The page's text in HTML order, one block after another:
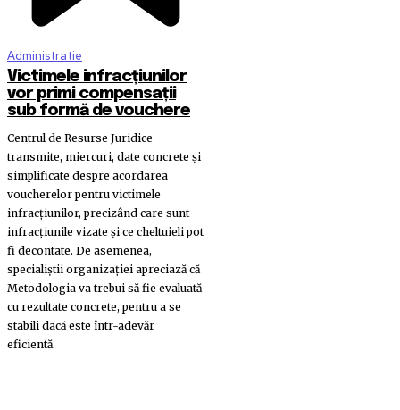
Administratie
Victimele infracțiunilor
vor primi compensații
sub formă de vouchere
Centrul de Resurse Juridice
transmite, miercuri, date concrete şi
simplificate despre acordarea
voucherelor pentru victimele
infracţiunilor, precizând care sunt
infracţiunile vizate şi ce cheltuieli pot
fi decontate. De asemenea,
specialiştii organizaţiei apreciază că
Metodologia va trebui să fie evaluată
cu rezultate concrete, pentru a se
stabili dacă este într-adevăr
eficientă.